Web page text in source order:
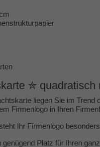
✮ quadratisch
liegen Sie im
Firmenlogo in Ihren
Ihr Firmenlogo
Platz für Ihren